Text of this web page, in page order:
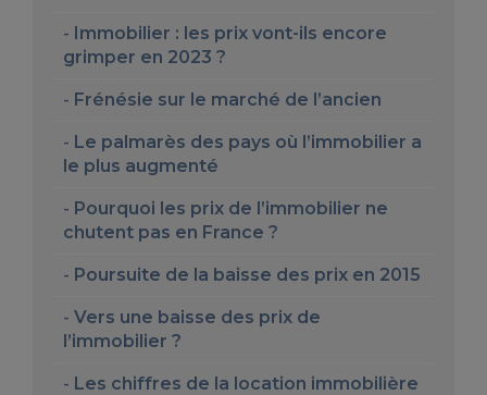
Immobilier : les prix vont-ils encore
grimper en 2023 ?
Frénésie sur le marché de l’ancien
Le palmarès des pays où l’immobilier a
le plus augmenté
Pourquoi les prix de l’immobilier ne
chutent pas en France ?
Poursuite de la baisse des prix en 2015
Vers une baisse des prix de
l’immobilier ?
Les chiffres de la location immobilière